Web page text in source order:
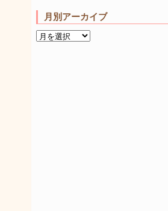
月別アーカイブ